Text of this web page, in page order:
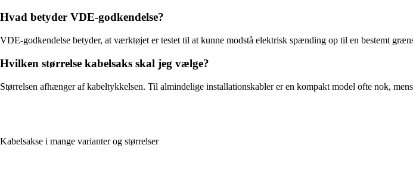
Hvad betyder VDE-godkendelse?
VDE-godkendelse betyder, at værktøjet er testet til at kunne modstå elektrisk spænding op til en bestemt
Hvilken størrelse kabelsaks skal jeg vælge?
Størrelsen afhænger af kabeltykkelsen. Til almindelige installationskabler er en kompakt model ofte nok,
Kabelsakse i mange varianter og størrelser